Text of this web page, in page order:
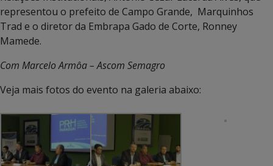
representou o prefeito de Campo Grande, Marquinhos
Trad e o diretor da Embrapa Gado de Corte, Ronney
Mamede.
Com Marcelo Armôa – Ascom Semagro
Veja mais fotos do evento na galeria abaixo: